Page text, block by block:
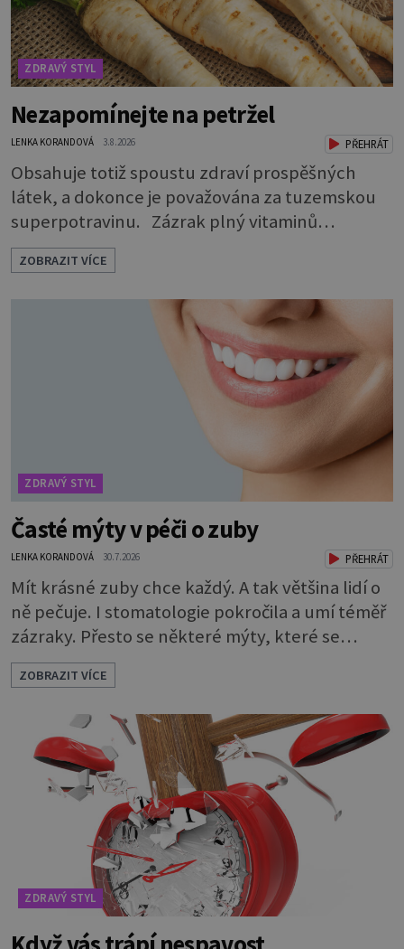
ZDRAVÝ STYL
Nezapomínejte na petržel
LENKA KORANDOVÁ 3.8.2026 PŘEHRÁT
Obsahuje totiž spoustu zdraví prospěšných
látek, a dokonce je považována za tuzemskou
superpotravinu. Zázrak plný vitaminů
V petrželi najdete vitaminy B1, B2, B3, B6,
provitamin A, vitamin E a velké množství
vitamínu C (nejvíce ho má nať, dokonce třikrát
více než pomeranč, v kořeni je také, ale je ho
desetkrát méně), a kyselinu listovou. Ale to
není všechno. Obsahuje také důležité
ZOBRAZIT VÍCE
ZDRAVÝ STYL
Časté mýty v péči o zuby
LENKA KORANDOVÁ 30.7.2026 PŘEHRÁT
Mít krásné zuby chce každý. A tak většina lidí o
ně pečuje. I stomatologie pokročila a umí téměř
zázraky. Přesto se některé mýty, které se
tradují, nedaří vyvrátit. Které? Večer místo
čištění snězte jablko Jedna z nejoblíbenějších
pověr už z časů našich babiček, kterou se
rozhodně nevyplatí praktikovat. Jablko
opravdu zuby nevyčistí. Obsahuje sacharidy,
které bakterie v ústech pře
ZOBRAZIT VÍCE
ZDRAVÝ STYL